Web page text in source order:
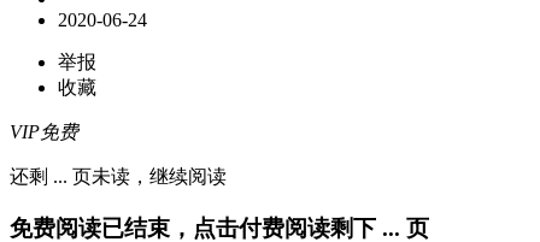
2020-06-24
举报
收藏
VIP免费
还剩 ... 页未读， 继续阅读
免费阅读已结束，点击付费阅读剩下 ... 页